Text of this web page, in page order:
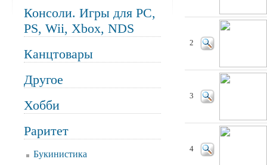
Консоли. Игры для PC,
PS, Wii, Xbox, NDS
Канцтовары
Другое
Хобби
Раритет
Букинистика
2
3
4